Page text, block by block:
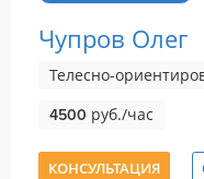
Чупров Олег
Телесно-
4500 руб./час
КОНСУЛЬТАЦИЯ